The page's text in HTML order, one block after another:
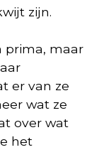
zijn.
prima, maar
er van ze
wat ze
over wat
het